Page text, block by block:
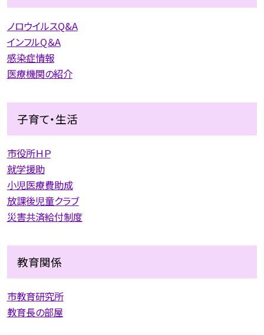
ノロウイルスQ&A
インフルQ＆A
感染症情報
医療機関の紹介
子育て・生活
市役所ＨＰ
就学援助
小児医療費助成
放課後児童クラブ
災害共済給付制度
教育関係
市教育研究所
教育長の部屋